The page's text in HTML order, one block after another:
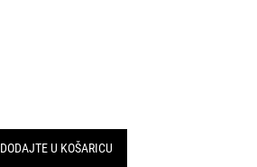
DODAJTE U KOŠARICU